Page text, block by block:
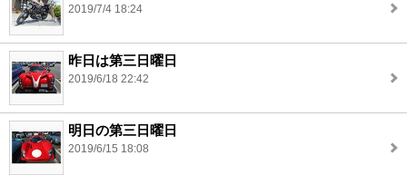
2019/7/4 18:24
昨日は第三日曜日
2019/6/18 22:42
明日の第三日曜日
2019/6/15 18:08